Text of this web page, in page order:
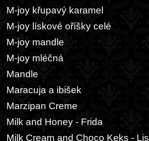
M-joy křupavý karamel
M-joy lískové oříšky celé
M-joy mandle
M-joy mléčná
Mandle
Maracuja a ibišek
Marzipan Creme
Milk and Honey - Frida
Milk Cream and Choco Keks - Lisl